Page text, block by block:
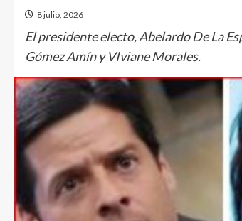
8 julio, 2026
El presidente electo, Abelardo De La
Gómez Amín y VIviane Morales.